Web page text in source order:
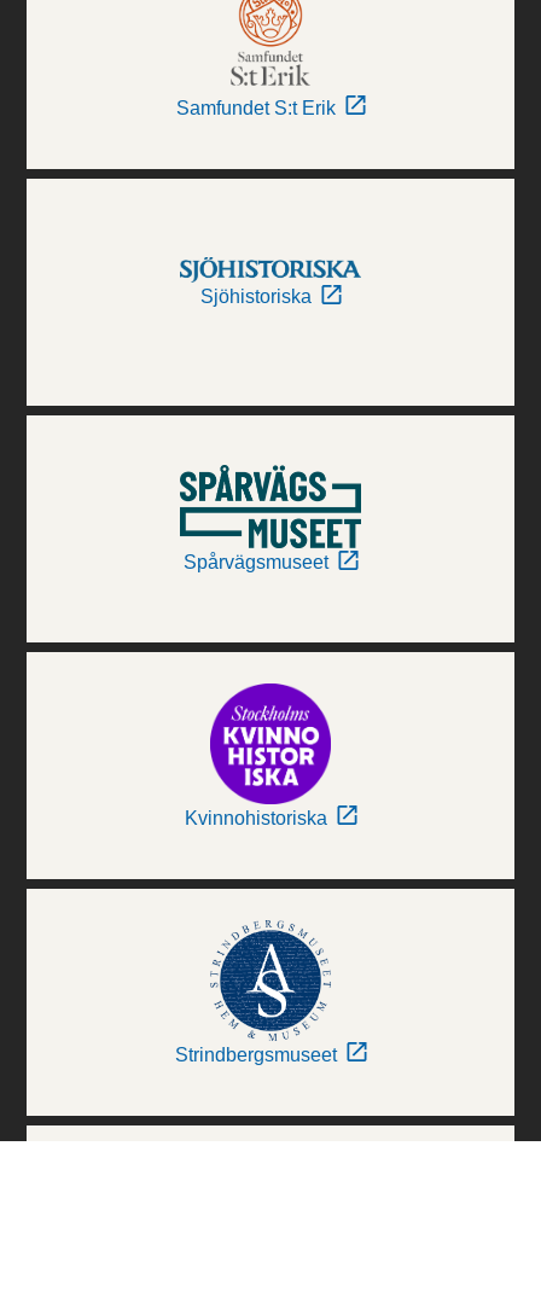
Samfundet S:t Erik
Sjöhistoriska
Spårvägsmuseet
Kvinnohistoriska
Strindbergsmuseet